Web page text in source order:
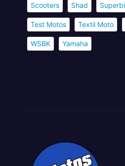
Scooters Shad
Test Motos Textil Moto
WSBK Yamaha